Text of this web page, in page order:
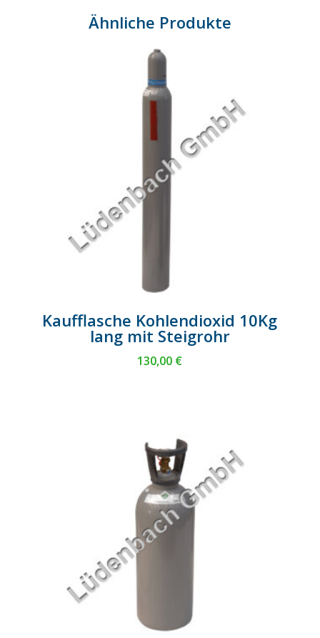
Ähnliche Produkte
Kaufflasche Kohlendioxid 10Kg
lang mit Steigrohr
130,00 €